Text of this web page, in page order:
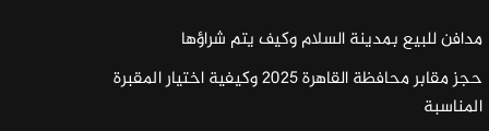
مدافن للبيع بمدينة السلام وكيف يتم شراؤها
حجز مقابر محافظة القاهرة 2025 وكيفية اختيار المقبرة
المناسبة